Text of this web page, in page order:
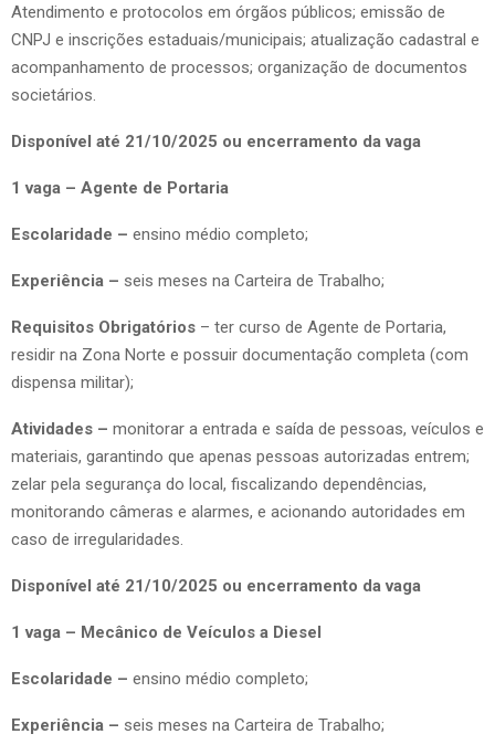
Atendimento e protocolos em órgãos públicos; emissão de
CNPJ e inscrições estaduais/municipais; atualização cadastral e
acompanhamento de processos; organização de documentos
societários.
Disponível até 21/10/2025 ou encerramento da vaga
1 vaga – Agente de Portaria
Escolaridade – ensino médio completo;
Experiência – seis meses na Carteira de Trabalho;
Requisitos Obrigatórios – ter curso de Agente de Portaria,
residir na Zona Norte e possuir documentação completa (com
dispensa militar);
Atividades – monitorar a entrada e saída de pessoas, veículos e
materiais, garantindo que apenas pessoas autorizadas entrem;
zelar pela segurança do local, fiscalizando dependências,
monitorando câmeras e alarmes, e acionando autoridades em
caso de irregularidades.
Disponível até 21/10/2025 ou encerramento da vaga
1 vaga – Mecânico de Veículos a Diesel
Escolaridade – ensino médio completo;
Experiência – seis meses na Carteira de Trabalho;